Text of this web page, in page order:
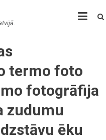
termo foto
fotogrāfija
zudumu
ēku